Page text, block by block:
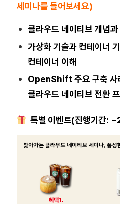
세미나를 들어보세요)
클라우드 네이티브 개념
가상화 기술과 컨테이너
컨테이너 이해
OpenShift 주요 구축 사
클라우드 네이티브 전환
특별 이벤트(진행기간: